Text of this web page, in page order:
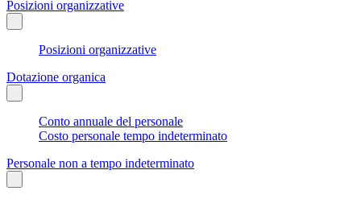
Posizioni organizzative
Posizioni organizzative
Dotazione organica
Conto annuale del personale
Costo personale tempo indeterminato
Personale non a tempo indeterminato